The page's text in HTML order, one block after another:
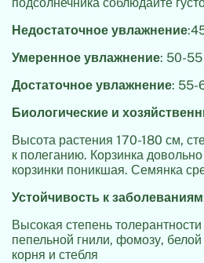
Недостаточное увлажнение
Умеренное увлажнение: 50-55
Достаточное увлажнение: 55-
Биологические и
Высота растения 170-180 см,
к полеганию. Корзинка
корзинки поникшая. Семянка
Устойчивость к заболеваниям
Высокая степень
пепельной гнили, фомозу,
корня и стебля